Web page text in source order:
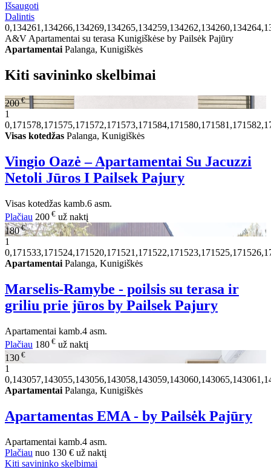
Išsaugoti
Dalintis
A&V Apartamentai su terasa Kunigiškėse by Pailsėk Pajūry
Apartamentai Palanga, Kunigiškės
Kiti savininko skelbimai
200€
1
Visas kotedžas Palanga, Kunigiškės
Vingio Oazė – Apartamentai Su Jacuzzi
Netoli Jūros I Pailsek Pajury
Visas kotedžas kamb.6 asm.
Plačiau 200 € už naktį
180€
1
Apartamentai Palanga, Kunigiškės
Marselis-Ramybe - poilsis su terasa ir
griliu prie jūros by Pailsek Pajury
Apartamentai kamb.4 asm.
Plačiau 180 € už naktį
130 €
1
Apartamentai Palanga, Kunigiškės
Apartamentas EMA - by Pailsėk Pajūry
Apartamentai kamb.4 asm.
Plačiau nuo 130 € už naktį
Kiti savininko skelbimai